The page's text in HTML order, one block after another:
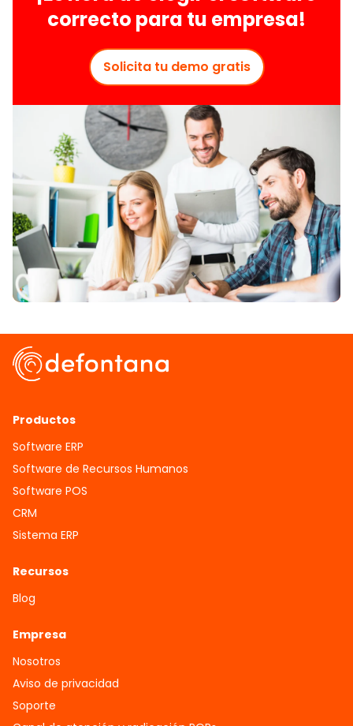
correcto para tu empresa!
Solicita tu demo gratis
Productos
Software ERP
Software de Recursos Humanos
Software POS
CRM
Sistema ERP
Recursos
Blog
Empresa
Nosotros
Aviso de privacidad
Soporte